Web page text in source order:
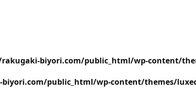
biyori.com/public_html/wp-content/
public_html/wp-content/themes/